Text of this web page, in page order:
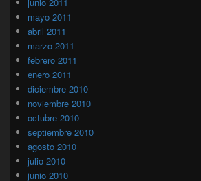
junio 2011
mayo 2011
abril 2011
marzo 2011
febrero 2011
enero 2011
diciembre 2010
noviembre 2010
octubre 2010
septiembre 2010
agosto 2010
julio 2010
junio 2010